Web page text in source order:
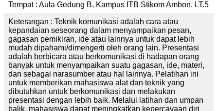
Tempat : Aula Gedung B, Kampus ITB Stikom Ambon. LT.5
Keterangan : Teknik komunikasi adalah cara atau
kepandaian seseorang dalam menyampaikan pesan,
gagasan pemikiran, ide atau lainnya untuk dapat lebih
mudah dipahami/dimengerti oleh orang lain. Presentasi
adalah berbicara atau berkomunikasi di hadapan orang
banyak untuk menyampaikan suatu gagasan, ide, materi,
dan sebagai narasumber atau hal lainnya. Pelatihan ini
untuk memberikan mahasiswa alat dan teknik yang
dibutuhkan untuk berkomunikasi dan melakukan
presentasi dengan lebih baik. Melalui latihan dan umpan
balik, mahasiswa dapat meningkatkan kepercayaan diri